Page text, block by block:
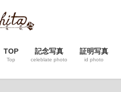
TOP
Top
記念写真
celeblate photo
証明写真
id photo